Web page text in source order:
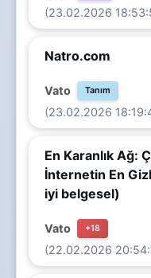
(23.02.2026
Natro.com
Vato Tanım
(23.02.2026
En Karanlık Ağ:
İnternetin En
iyi belgesel)
Vato +18
(22.02.2026